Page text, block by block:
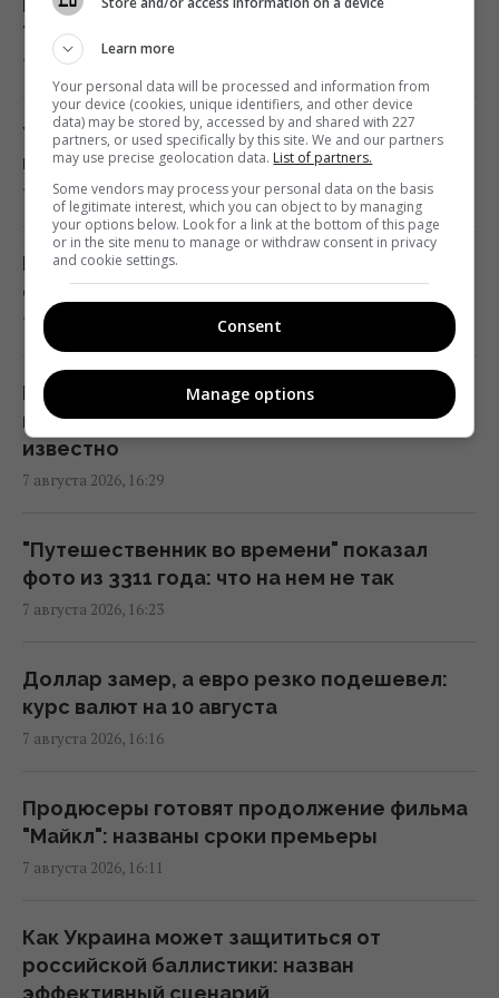
16:18 пятница, 07 августа 2026
Любят ли кошки своих хозяев так же, как
собаки: вот что выяснила наука
16:17 пятница, 07 августа 2026
В уголовном деле рынка "Столичный"
материалами стали сообщения о
поддержке ВСУ, - СМИ
16:06 пятница, 07 августа 2026
В июне – 30 бомб, в июле – более 50: в ОВА
заявили об усилении авиаударов по Сумам
16:04 пятница, 07 августа 2026
будет сложнее импортировать
электроэнергию зимой, – Центр Разумкова
16:04 пятница, 07 августа 2026
Нацбанк ужесточил гривню к евро:
официальный курс валют на понедельник
15:56 пятница, 07 августа 2026
Киборга Оловаренко уже шестой год
судят из-за конфликта с агитаторами
Шария, – Аронец
Некоторые забытые воспоминания не
исчезают полностью, их можно
Гороскоп на неделю с 10 по 16 августа:
Тельцам — шанс, Львам — успех
7 августа 2026, 17:09
Украина устроила оккупантам «морской
парад» в Ялте: ГУР опубликовало видео
7 августа 2026, 17:06
Мечты трех знаков зодиака скоро могут
стать реальностью: есть условие
7 августа 2026, 16:55
Россия обстреляла легендарный стадион,
на котором проходят матчи УПЛ — что
известно
7 августа 2026, 16:29
"Путешественник во времени" показал
фото из 3311 года: что на нем не так
7 августа 2026, 16:23
Доллар замер, а евро резко подешевел:
курс валют на 10 августа
7 августа 2026, 16:16
Продюсеры готовят продолжение фильма
"Майкл": названы сроки премьеры
7 августа 2026, 16:11
Как Украина может защититься от
российской баллистики: назван
эффективный сценарий
Learn more
Your personal data will be processed and information from
your device (cookies, unique identifiers, and other device
data) may be stored by, accessed by and shared with 227
partners, or used specifically by this site. We and our partners
may use precise geolocation data. List of partners.
Some vendors may process your personal data on the basis
of legitimate interest, which you can object to by managing
your options below. Look for a link at the bottom of this page
or in the site menu to manage or withdraw consent in privacy
and cookie settings.
Consent
Manage options